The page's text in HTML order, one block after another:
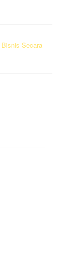
Secara